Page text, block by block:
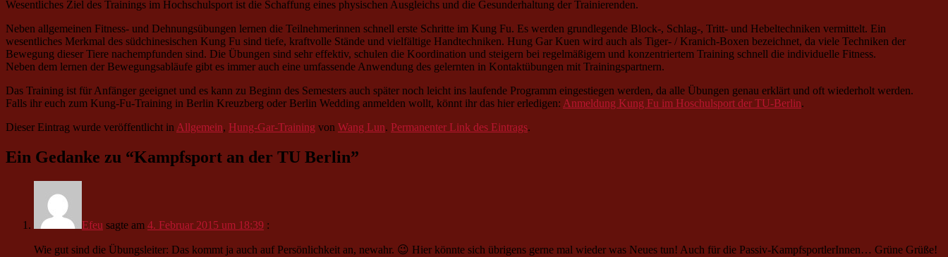
Wesentliches Ziel des Trainings im Hochschulsport ist die Schaffung eines physischen Ausgleichs und die Gesunderhaltung der Trainierenden.
Neben allgemeinen Fitness- und Dehnungsübungen lernen die Teilnehmerinnen schnell erste Schritte im Kung Fu. Es werden grundlegende Block-, Schlag-, Tritt- und Hebeltechniken vermittelt. Ein
wesentliches Merkmal des südchinesischen Kung Fu sind tiefe, kraftvolle Stände und vielfältige Handtechniken. Hung Gar Kuen wird auch als Tiger- / Kranich-Boxen bezeichnet, da viele Techniken der
Bewegung dieser Tiere nachempfunden sind. Die Übungen sind sehr effektiv, schulen die Koordination und steigern bei regelmäßigem und konzentriertem Training schnell die individuelle Fitness.
Neben dem lernen der Bewegungsabläufe gibt es immer auch eine umfassende Anwendung des gelernten in Kontaktübungen mit Trainingspartnern.
Das Training ist für Anfänger geeignet und es kann zu Beginn des Semesters auch später noch leicht ins laufende Programm eingestiegen werden, da alle Übungen genau erklärt und oft wiederholt werden.
Falls ihr euch zum Kung-Fu-Training in Berlin Kreuzberg oder Berlin Wedding anmelden wollt, könnt ihr das hier erledigen: Anmeldung Kung Fu im Hoschulsport der TU-Berlin.
Dieser Eintrag wurde veröffentlicht in Allgemein, Hung-Gar-Training von Wang Lun. Permanenter Link des Eintrags.
Ein Gedanke zu “Kampfsport an der TU Berlin”
Efeu sagte am 4. Februar 2015 um 18:39 :
Wie gut sind die Übungsleiter: Das kommt ja auch auf Persönlichkeit an, newahr. 😉 Hier könnte sich übrigens gerne mal wieder was Neues tun! Auch für die Passiv-KampfsportlerInnen… Grüne Grüße!